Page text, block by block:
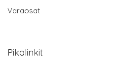
Varaosat
Pikalinkit